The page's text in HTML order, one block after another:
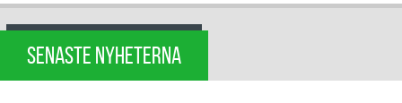
SENASTE NYHETERNA